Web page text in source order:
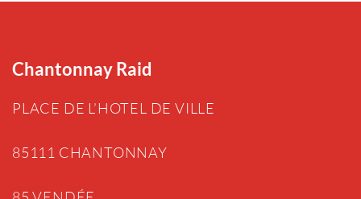
Chantonnay Raid
PLACE DE L’HOTEL DE VILLE
85111 CHANTONNAY